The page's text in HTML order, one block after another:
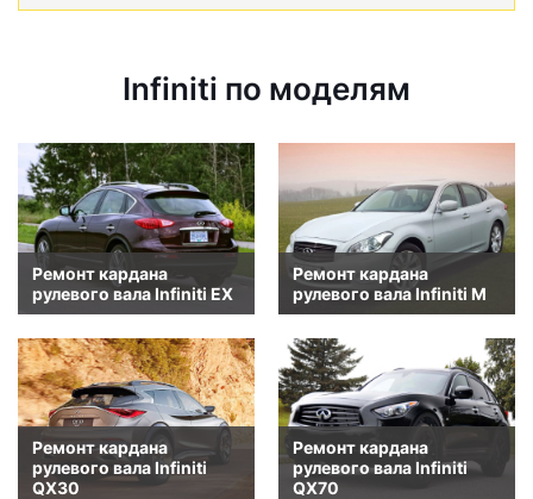
Infiniti по моделям
Ремонт кардана
рулевого вала Infiniti EX
Ремонт кардана
рулевого вала Infiniti M
Ремонт кардана
рулевого вала Infiniti
QX30
Ремонт кардана
рулевого вала Infiniti
QX70